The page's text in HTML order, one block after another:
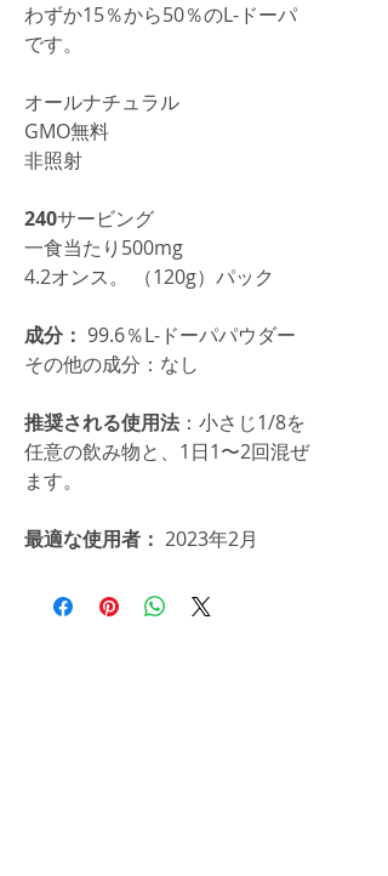
わずか15％から50％のL-ドーパ
です。
オールナチュラル
GMO無料
非照射
240サービング
一食当たり500mg
4.2オンス。 （120g）パック
成分： 99.6％L-ドーパパウダー
その他の成分：なし
推奨される使用法 ：小さじ1/8を
任意の飲み物と、1日1〜2回混ぜ
ます。
最適な使用者： 2023年2月